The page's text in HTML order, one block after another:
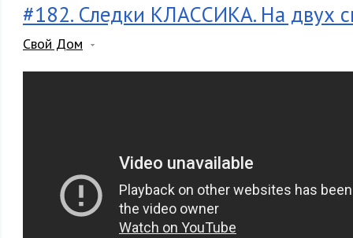
#182. Следки КЛАССИКА. На двух
Свой Дом